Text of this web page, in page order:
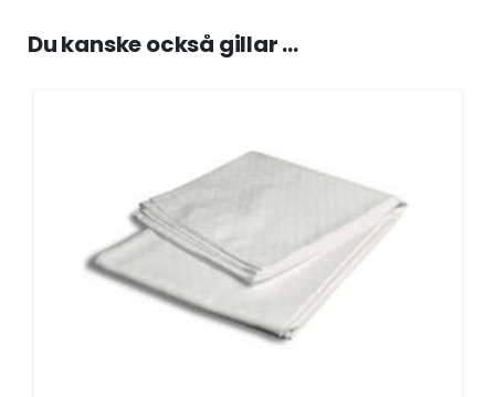
Du kanske också gillar …